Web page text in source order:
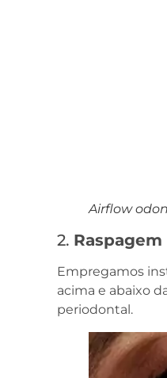
Airflow
2.
Empregamos
acima e abaixo
periodontal.